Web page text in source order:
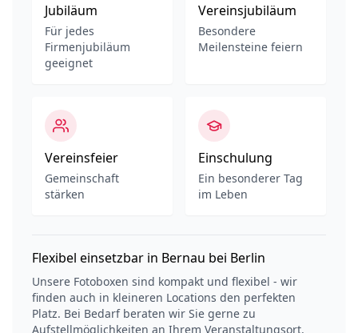
Jubiläum
Für jedes
Firmenjubiläum
geeignet
Vereinsjubiläum
Besondere
Meilensteine feiern
Vereinsfeier
Gemeinschaft
stärken
Einschulung
Ein besonderer Tag
im Leben
Flexibel einsetzbar in Bernau bei Berlin
Unsere Fotoboxen sind kompakt und flexibel - wir
finden auch in kleineren Locations den perfekten
Platz. Bei Bedarf beraten wir Sie gerne zu
Aufstellmöglichkeiten an Ihrem Veranstaltungsort.